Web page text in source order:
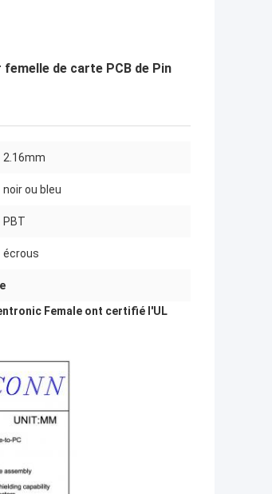
de carte PCB de Pin
2.16mm
noir ou bleu
PBT
écrous
Female ont certifié l'UL